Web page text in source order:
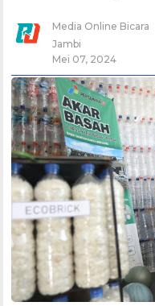
Media Online Bicara
Jambi
Mei 07, 2024